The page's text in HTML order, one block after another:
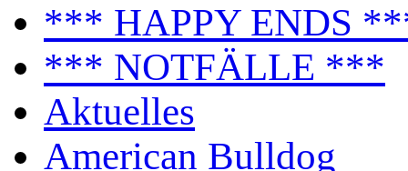
*** HAPPY ENDS
*** NOTFÄLLE ***
Aktuelles
American Bulldog